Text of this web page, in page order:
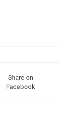
Share on
Facebook